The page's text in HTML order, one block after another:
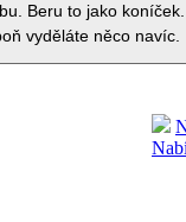
Beru to jako
vyděláte něco navíc.